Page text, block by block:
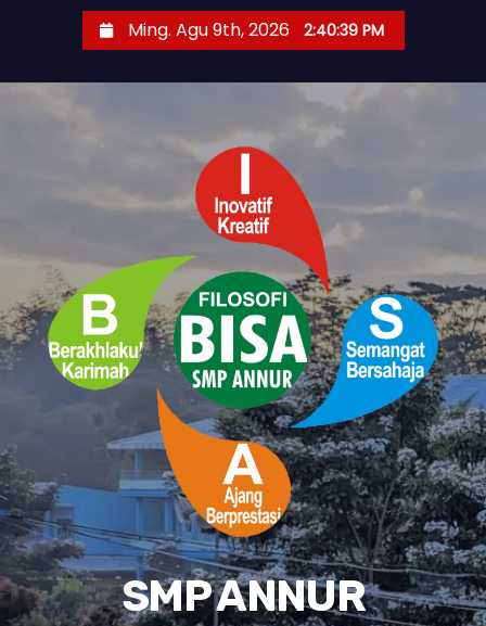
n
e
n
Ming. Agu 9th, 2026 2:40:39 PM
SMP ANNUR